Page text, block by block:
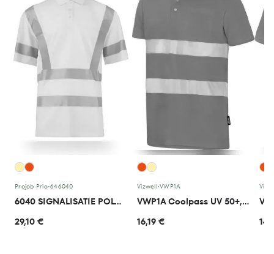
Projob Prio•646040
6040 SIGNALISATIE POLO EN ISO 20471 KLASSE 3
29,10 €
Vizwell•VWP1A
VWP1A Coolpass UV 50+, Poloshirt
16,19 €